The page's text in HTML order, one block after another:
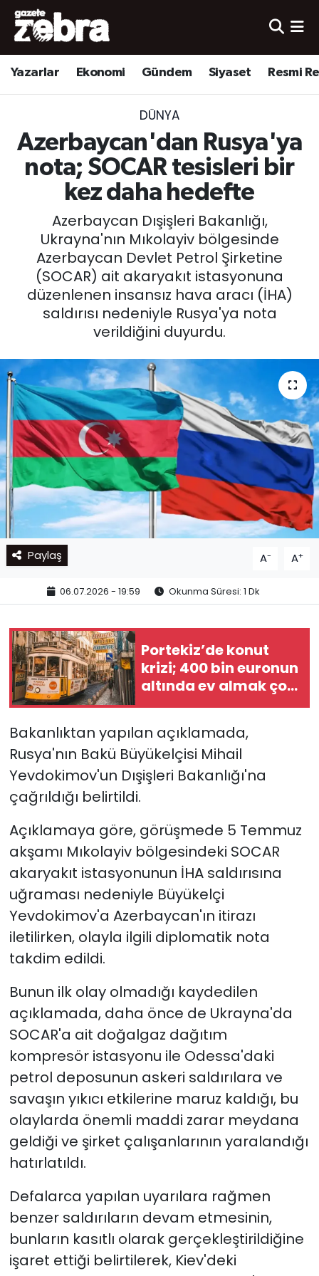
Yazarlar Ekonomi Gündem Siyaset Resmi
DÜNYA
Azerbaycan'dan Rusya'ya
nota; SOCAR tesisleri bir
kez daha hedefte
Azerbaycan Dışişleri Bakanlığı,
Ukrayna'nın Mıkolayiv bölgesinde
Azerbaycan Devlet Petrol Şirketine
(SOCAR) ait akaryakıt istasyonuna
düzenlenen insansız hava aracı (İHA)
saldırısı nedeniyle Rusya'ya nota
verildiğini duyurdu.
Paylaş A- A+
06.07.2026 - 19:59 Okunma Süresi: 1 Dk
Portekiz’de konut
krizi; 400 bin euronun
altında ev almak çok
zor
Bakanlıktan yapılan açıklamada,
Rusya'nın Bakü Büyükelçisi Mihail
Yevdokimov'un Dışişleri Bakanlığı'na
çağrıldığı belirtildi.
Açıklamaya göre, görüşmede 5 Temmuz
akşamı Mıkolayiv bölgesindeki SOCAR
akaryakıt istasyonunun İHA saldırısına
uğraması nedeniyle Büyükelçi
Yevdokimov'a Azerbaycan'ın itirazı
iletilirken, olayla ilgili diplomatik nota
takdim edildi.
Bunun ilk olay olmadığı kaydedilen
açıklamada, daha önce de Ukrayna'da
SOCAR'a ait doğalgaz dağıtım
kompresör istasyonu ile Odessa'daki
petrol deposunun askeri saldırılara ve
savaşın yıkıcı etkilerine maruz kaldığı, bu
olaylarda önemli maddi zarar meydana
geldiği ve şirket çalışanlarının yaralandığı
hatırlatıldı.
Defalarca yapılan uyarılara rağmen
benzer saldırıların devam etmesinin,
bunların kasıtlı olarak gerçekleştirildiğine
işaret ettiği belirtilerek, Kiev'deki
Yazarlar
Ekonomi
Yerel
Spor
Nöbetçi Eczaneler
Hava Durumu
Süper Lig Puan Durumu ve Fikstür
Tüm Manşetler
Son Dakika Haberleri
Haber Arşivi